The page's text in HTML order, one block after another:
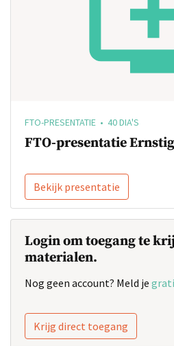
FTO-PRESENTATIE • 40 DIA'S
FTO-presentatie
Bekijk presentatie
Login om toegang te
materialen.
Nog geen account? Meld je
Krijg direct toegang